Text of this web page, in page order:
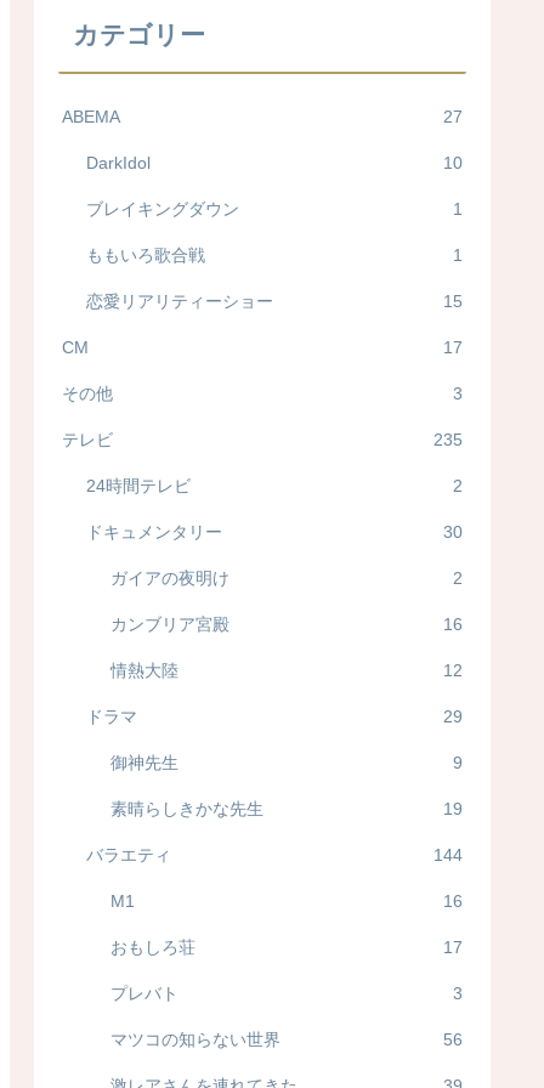
カテゴリー
ABEMA 27
DarkIdol 10
ブレイキングダウン 1
ももいろ歌合戦 1
恋愛リアリティーショー 15
CM 17
その他 3
テレビ 235
24時間テレビ 2
ドキュメンタリー 30
ガイアの夜明け 2
カンブリア宮殿 16
情熱大陸 12
ドラマ 29
御神先生 9
素晴らしきかな先生 19
バラエティ 144
M1 16
おもしろ荘 17
プレバト 3
マツコの知らない世界 56